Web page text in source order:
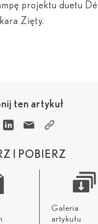
projektu duetu
Zięty.
I POBIERZ
Galeria
artykułu
ten artykuł